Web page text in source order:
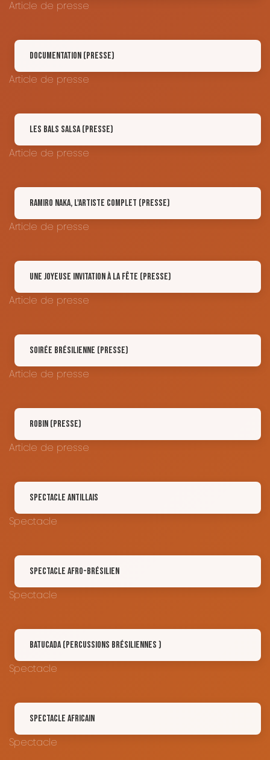
Article de presse
Documentation (Presse)
Article de presse
Les Bals Salsa (Presse)
Article de presse
Ramiro Naka, l'artiste complet (Presse)
Article de presse
Une joyeuse invitation à la fête (Presse)
Article de presse
Soirée brésilienne (Presse)
Article de presse
ROBIN (Presse)
Article de presse
Spectacle Antillais
Spectacle
Spectacle Afro-brésilien
Spectacle
Batucada (percussions brésiliennes )
Spectacle
Spectacle Africain
Spectacle